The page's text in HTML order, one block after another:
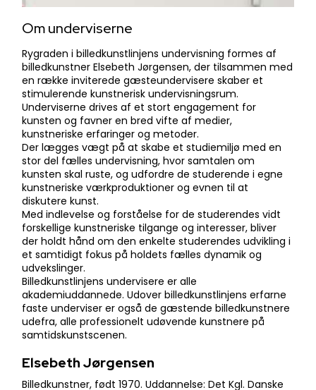
Om underviserne
Rygraden i billedkunstlinjens undervisning formes af
billedkunstner Elsebeth Jørgensen, der tilsammen med
en række inviterede gæsteundervisere skaber et
stimulerende kunstnerisk undervisningsrum.
Underviserne drives af et stort engagement for
kunsten og ​favner en bred vifte af medier,
kunstneriske erfaringer og metoder.
Der lægges vægt på at skabe et studiemiljø med en
stor del fælles undervisning, hvor samtalen om
kunsten skal ruste, og udfordre de studerende i egne
kunstneriske værkproduktioner og evnen til at
diskutere kunst.
Med indlevelse og forståelse for de studerendes vidt
forskellige kunstneriske tilgange og interesser, bliver
der holdt hånd om den enkelte studerendes udvikling i
et samtidigt fokus på holdets fælles dynamik og
udvekslinger.
Billedkunstlinjens undervisere er alle
akademiuddannede. Udover billedkunstlinjens erfarne
faste underviser er også de gæstende billedkunstnere
udefra, alle professionelt udøvende kunstnere på
samtidskunstscenen.
Elsebeth Jørgensen
​Billedkunstner, født 1970. Uddannelse: Det Kgl. Danske